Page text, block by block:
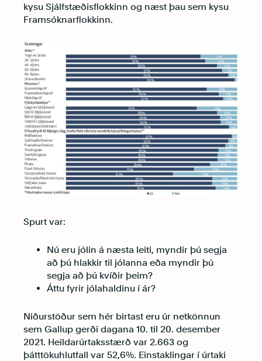
kysu Sjálfstæðisflokkinn og næst þau sem kysu
Framsóknarflokkinn.
Spurt var:
Nú eru jólin á næsta leiti, myndir þú segja
að þú hlakkir til jólanna eða myndir þú
segja að þú kvíðir þeim?
Áttu fyrir jólahaldinu í ár?
Niðurstöður sem hér birtast eru úr netkönnun
sem Gallup gerði dagana 10. til 20. desember
2021. Heildarúrtaksstærð var 2.663 og
þátttökuhlutfall var 52,6%. Einstaklingar í úrtaki